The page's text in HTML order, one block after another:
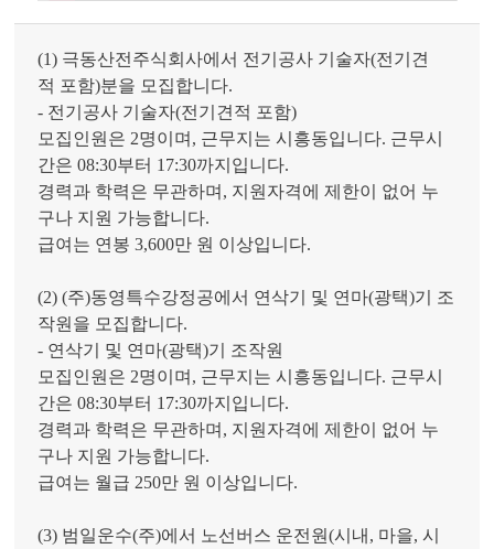
(1) 극동산전주식회사에서 전기공사 기술자(전기견
적 포함)분을 모집합니다.
- 전기공사 기술자(전기견적 포함)
모집인원은 2명이며, 근무지는 시흥동입니다. 근무시
간은 08:30부터 17:30까지입니다.
경력과 학력은 무관하며, 지원자격에 제한이 없어 누
구나 지원 가능합니다.
급여는 연봉 3,600만 원 이상입니다.
(2) (주)동영특수강정공에서 연삭기 및 연마(광택)기 조
작원을 모집합니다.
- 연삭기 및 연마(광택)기 조작원
모집인원은 2명이며, 근무지는 시흥동입니다. 근무시
간은 08:30부터 17:30까지입니다.
경력과 학력은 무관하며, 지원자격에 제한이 없어 누
구나 지원 가능합니다.
급여는 월급 250만 원 이상입니다.
(3) 범일운수(주)에서 노선버스 운전원(시내, 마을, 시